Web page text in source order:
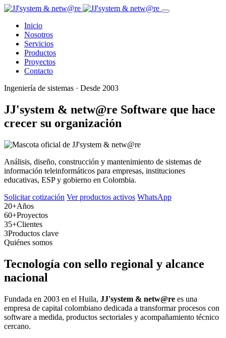
Inicio
Nosotros
Servicios
Productos
Proyectos
Contacto
Ingeniería de sistemas · Desde 2003
JJ'system & netw@re Software que hace
crecer su organización
Análisis, diseño, construcción y mantenimiento de sistemas de
información teleinformáticos para empresas, instituciones
educativas, ESP y gobierno en Colombia.
Solicitar cotización Ver productos activos WhatsApp
20+Años
60+Proyectos
35+Clientes
3Productos clave
Quiénes somos
Tecnología con sello regional y alcance
nacional
Fundada en 2003 en el Huila, JJ'system & netw@re es una
empresa de capital colombiano dedicada a transformar procesos con
software a medida, productos sectoriales y acompañamiento técnico
cercano.